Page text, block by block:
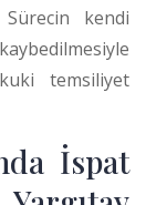
kendi
temsiliyet
İspat